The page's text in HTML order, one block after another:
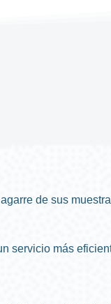
de sus
servicio más